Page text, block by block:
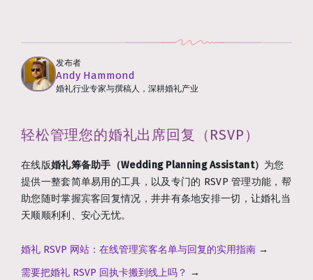
发布者
Andy Hammond
婚礼行业专家与撰稿人，深耕婚礼产业
轻松管理您的婚礼出席回复（RSVP）
在线版婚礼筹备助手（Wedding Planning Assistant） 为您
提供一整套简单易用的工具，以及专门的 RSVP 管理功能，帮
助您随时掌握宾客回复情况，井井有条地安排一切，让婚礼当
天顺顺利利、安心无忧。
婚礼 RSVP 网站：在线管理宾客名单与回复的实用指南 →
需要把婚礼 RSVP 回执卡搬到线上吗？ →